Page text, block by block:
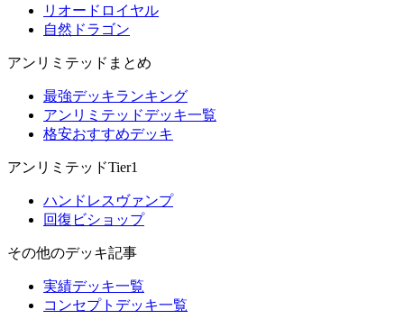
リオードロイヤル
自然ドラゴン
アンリミテッドまとめ
最強デッキランキング
アンリミテッドデッキ一覧
格安おすすめデッキ
アンリミテッドTier1
ハンドレスヴァンプ
回復ビショップ
その他のデッキ記事
実績デッキ一覧
コンセプトデッキ一覧